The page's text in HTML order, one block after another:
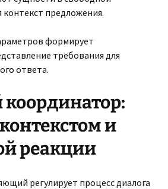
контекст предложения.
формирует
требования для
ответа.
и
реакции
регулирует процесс диалога